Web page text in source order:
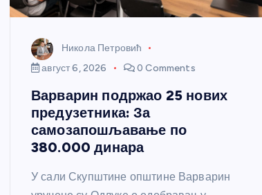
Никола Петровић
август 6, 2026
0 Comments
Варварин подржао 25 нових
предузетника: За
самозапошљавање по
380.000 динара
У сали Скупштине општине Варварин